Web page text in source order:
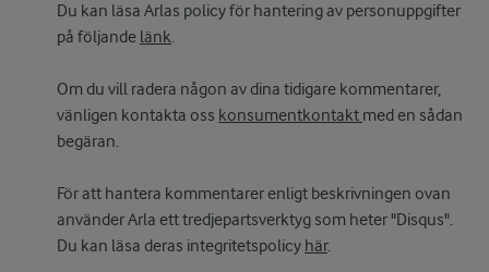
Du kan läsa Arlas policy för hantering av personuppgifter
på följande länk.
Om du vill radera någon av dina tidigare kommentarer,
vänligen kontakta oss konsumentkontakt med en sådan
begäran.
För att hantera kommentarer enligt beskrivningen ovan
använder Arla ett tredjepartsverktyg som heter "Disqus".
Du kan läsa deras integritetspolicy här.